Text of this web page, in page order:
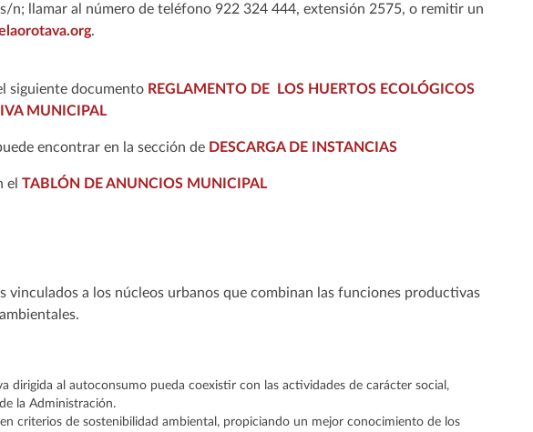
n; llamar al número de teléfono 922 324 444, extensión 2575, o remitir un
.
siguiente documento REGLAMENTO DE LOS HUERTOS ECOLÓGICOS
MUNICIPAL
encontrar en la sección de DESCARGA DE INSTANCIAS
el TABLÓN DE ANUNCIOS MUNICIPAL
vinculados a los núcleos urbanos que combinan las funciones productivas
al autoconsumo pueda coexistir con las actividades de carácter social,
la Administración.
criterios de sostenibilidad ambiental, propiciando un mejor conocimiento de los